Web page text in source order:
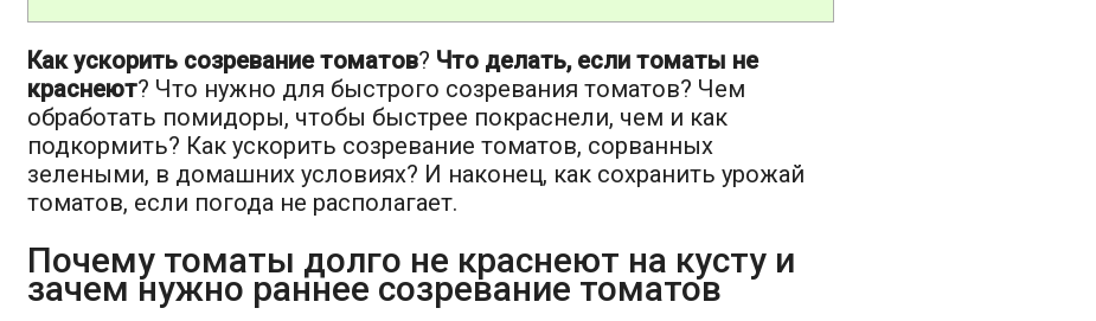
Как ускорить созревание томатов? Что делать, если томаты не
краснеют? Что нужно для быстрого созревания томатов? Чем
обработать помидоры, чтобы быстрее покраснели, чем и как
подкормить? Как ускорить созревание томатов, сорванных
зелеными, в домашних условиях? И наконец, как сохранить урожай
томатов, если погода не располагает.
Почему томаты долго не краснеют на кусту и
зачем нужно раннее созревание томатов